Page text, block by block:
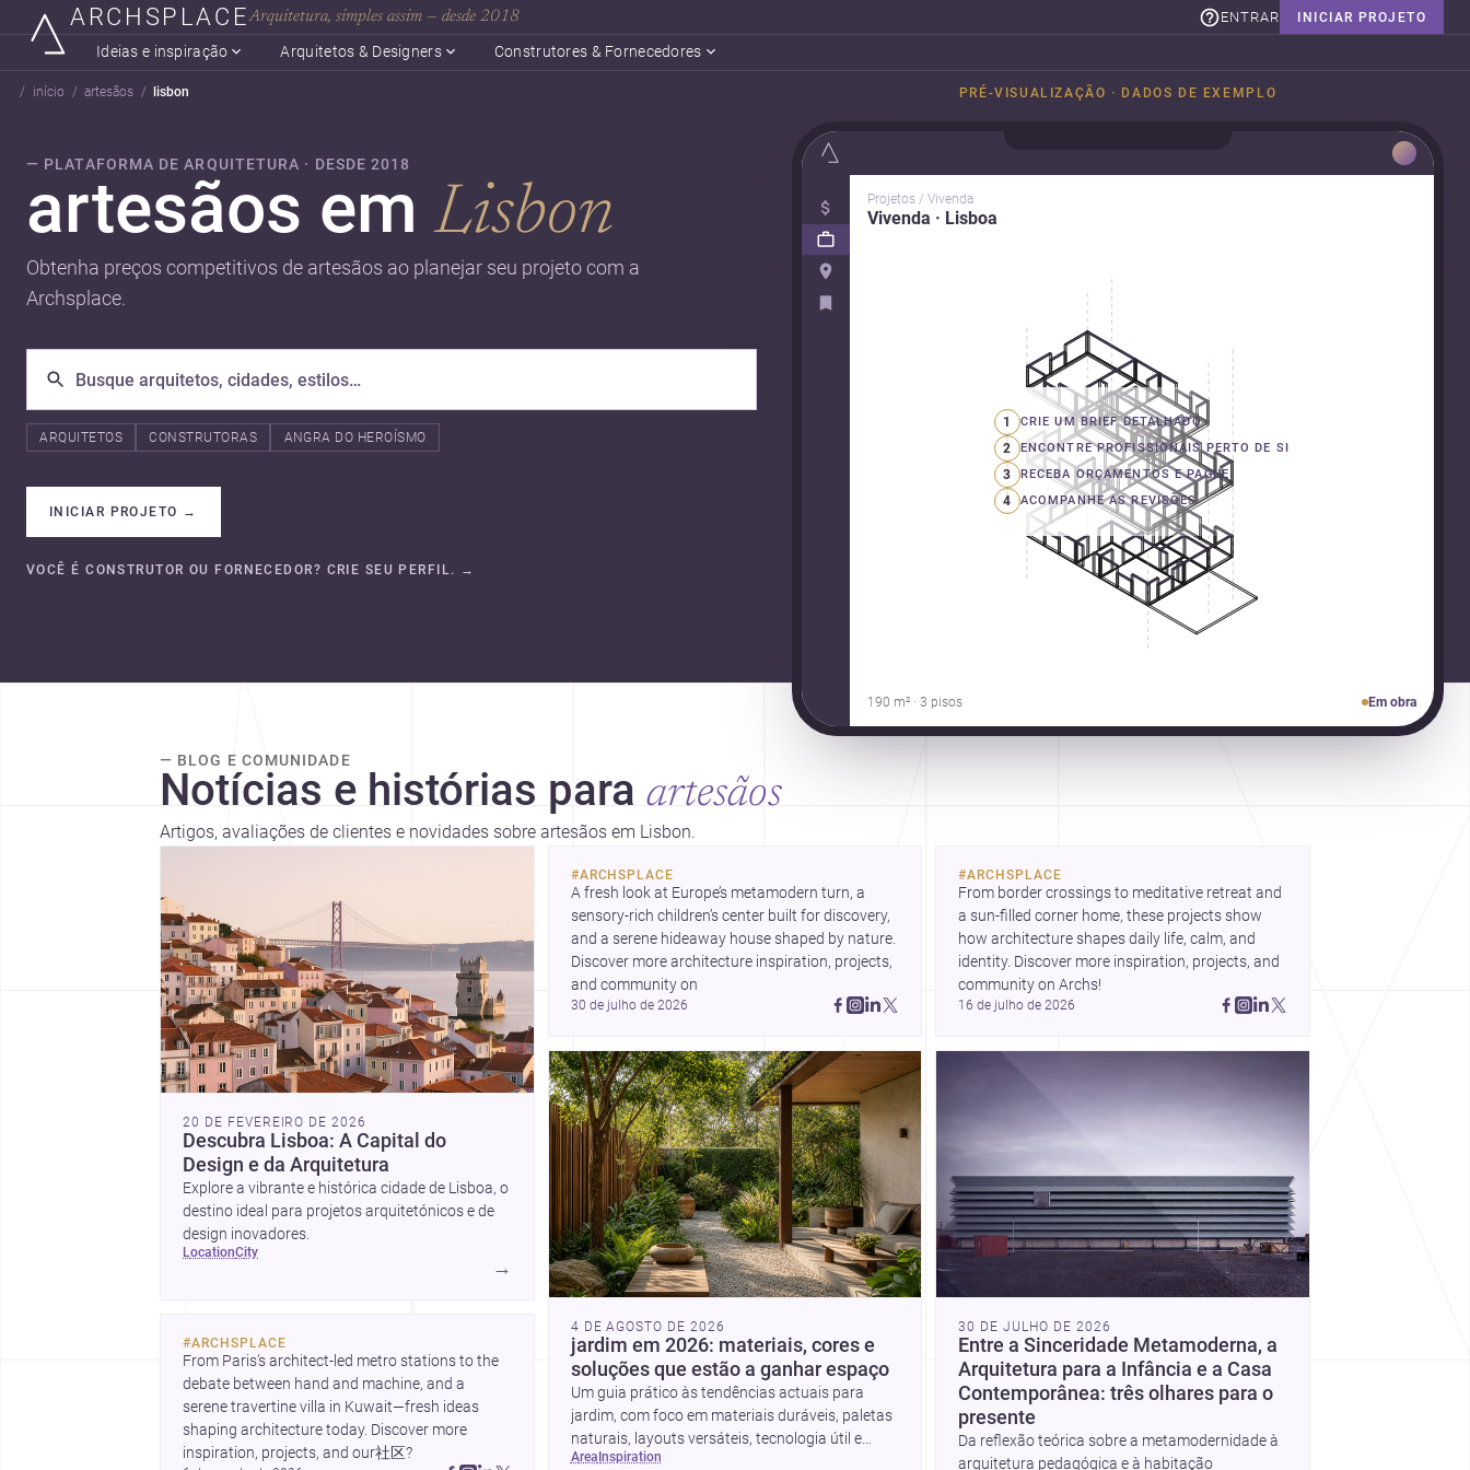
ARCHSPLACEArquitetura, simples assim — desde 2018 INICIAR PROJETO
ENTRAR
Ideias e inspiração Arquitetos & Designers Construtores & Fornecedores
início artesãos lisbon
— PLATAFORMA DE ARQUITETURA · DESDE 2018
artesãos emLisbon
Obtenha preços competitivos de artesãos ao planejar seu projeto com a
Archsplace.
ARQUITETOS CONSTRUTORAS ANGRA DO HEROÍSMO
INICIAR PROJETO →
VOCÊ É CONSTRUTOR OU FORNECEDOR? CRIE SEU PERFIL. →
PRÉ-VISUALIZAÇÃO · DADOS DE EXEMPLO
Projetos / Vivenda
Vivenda · Lisboa
1 CRIE UM BRIEF DETALHADO
2 ENCONTRE PROFISSIONAIS PERTO DE SI
3 RECEBA ORÇAMENTOS E PAGUE
4 ACOMPANHE AS REVISÕES
190 m² · 3 pisos Em obra
— BLOG E COMUNIDADE
Notícias e histórias para artesãos
Artigos, avaliações de clientes e novidades sobre artesãos em Lisbon.
20 DE FEVEREIRO DE 2026
Descubra Lisboa: A Capital do
Design e da Arquitetura
Explore a vibrante e histórica cidade de Lisboa, o
destino ideal para projetos arquitetónicos e de
design inovadores.
location city
→
#ARCHSPLACE
From Paris’s architect-led metro stations to the
debate between hand and machine, and a
serene travertine villa in Kuwait—fresh ideas
shaping architecture today. Discover more
inspiration, projects, and our社区?
#ARCHSPLACE
A fresh look at Europe’s metamodern turn, a
sensory-rich children’s center built for discovery,
and a serene hideaway house shaped by nature.
Discover more architecture inspiration, projects,
30 de julho de 2026
4 DE AGOSTO DE 2026
jardim em 2026: materiais, cores e
soluções que estão a ganhar espaço
Um guia prático às tendências actuais para
jardim, com foco em materiais duráveis, paletas
naturais, layouts versáteis, tecnologia útil e
formas simples de actualizar sem obras totais.
area inspiration
#ARCHSPLACE
From border crossings to meditative retreat and
a sun-filled corner home, these projects show
how architecture shapes daily life, calm, and
identity. Discover more inspiration, projects, and
community on Archs!
16 de julho de 2026
30 DE JULHO DE 2026
Entre a Sinceridade Metamoderna, a
Arquitetura para a Infância e a Casa
Contemporânea: três olhares para o
presente
Da reflexão teórica sobre a metamodernidade à
arquitetura pedagógica e à habitação